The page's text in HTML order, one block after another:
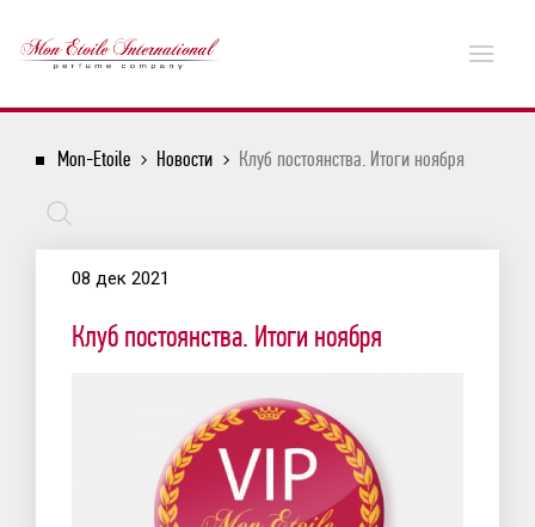
Mon-Etoile Новости Клуб постоянства. Итоги ноября
08 дек 2021
Клуб постоянства. Итоги ноября